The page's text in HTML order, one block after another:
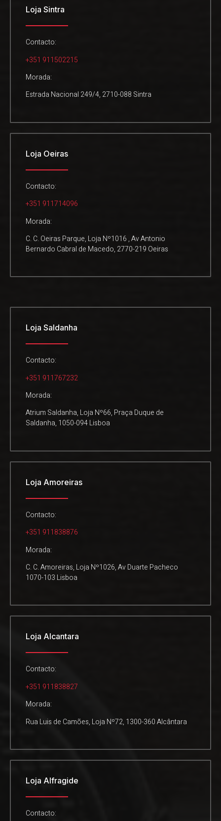
Loja Sintra
Contacto:
+351 911502215
Morada:
Estrada Nacional 249/4, 2710-088 Sintra
Loja Oeiras
Contacto:
+351 911714096
Morada:
C. C. Oeiras Parque, Loja Nº1016 , Av Antonio
Bernardo Cabral de Macedo, 2770-219 Oeiras
Loja Saldanha
Contacto:
+351 911767232
Morada:
Atrium Saldanha, Loja Nº66, Praça Duque de
Saldanha, 1050-094 Lisboa
Loja Amoreiras
Contacto:
+351 911838876
Morada:
C. C. Amoreiras, Loja Nº1026, Av Duarte Pacheco
1070-103 Lisboa
Loja Alcantara
Contacto:
+351 911838827
Morada:
Rua Luis de Camões, Loja Nº72, 1300-360 Alcântara
Loja Alfragide
Contacto: